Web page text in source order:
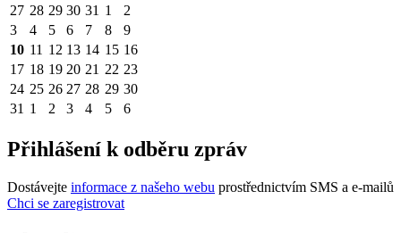
27 28 29 30 31 1
2
3
4 5 6 7 8
9
10 11 12 13 14 15 16
17 18 19 20 21 22 23
24 25 26 27 28 29 30
31 1 2 3 4 5 6
Přihlášení k odběru zpráv
Dostávejte informace z našeho webu prostřednictvím SMS a e-mailů
Chci se zaregistrovat